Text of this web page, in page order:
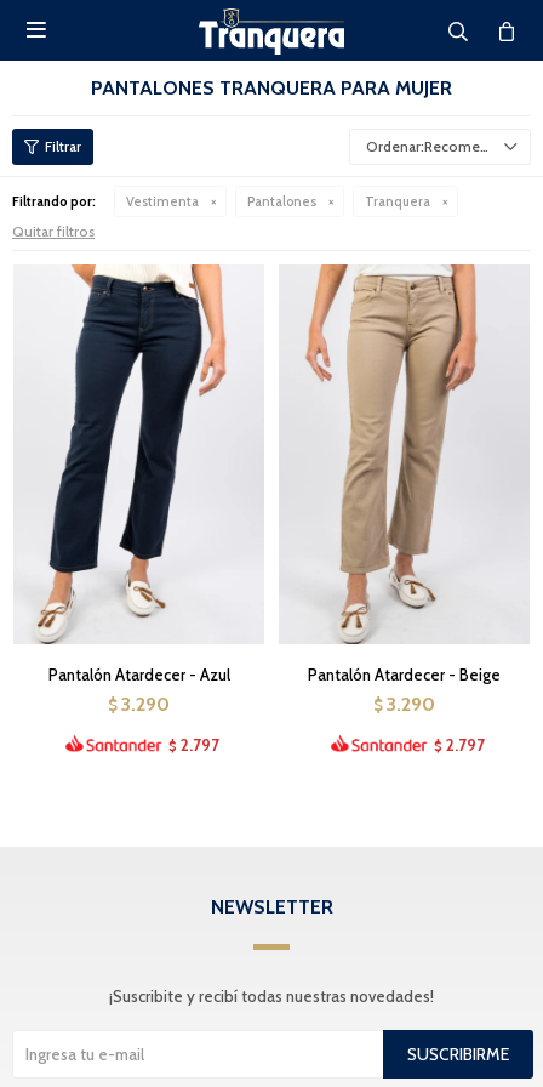

PANTALONES TRANQUERA PARA MUJER
Recomendados
Filtrando por: Vestimenta Pantalones Tranquera
Quitar filtros
Pantalón Atardecer - Azul
$ 3.290
$ 2.797
Pantalón Atardecer - Beige
$ 3.290
$ 2.797
NEWSLETTER
¡Suscribite y recibí todas nuestras novedades!
SUSCRIBIRME